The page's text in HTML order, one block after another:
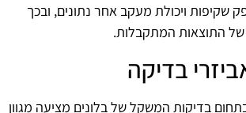
שקיפות ויכולת מעקב אחר נתונים, ובכך
התוצאות המתקבלות.
בדיקה
בדיקות המשקל של בלונים מציעה מגוון